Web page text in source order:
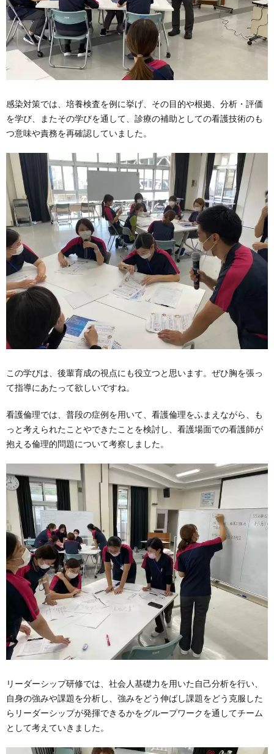
感染対策では、培養検査を例に挙げ、その目的や根拠、分析・評価
を学び、またその学びを通して、診療の補助としての看護技術のも
つ意味や責務を再確認していました。
この学びは、後輩育成の視点にも役立つと思います。ぜひ胸を張っ
て指導にあたって欲しいですね。
看護倫理では、普段の症例を用いて、看護倫理をふまえながら、も
っと考えられたことやできたことを検討し、看護場面での看護師が
抱える倫理的問題について考察しました。
リーダーシップ研修では、社会人基礎力を用いた自己分析を行い、
自身の強みや課題を分析し、強みをどう伸ばし課題をどう克服した
らリーダーシップが発揮できるかをグループワークを通してチーム
として考えていきました。